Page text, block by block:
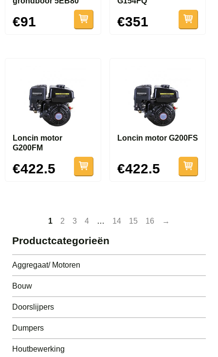
€91 €351
Loncin motor
G200FM
€422.5
Loncin motor G200FS
€422.5
1 2 3 4 … 14 15 16 →
Productcategorieën
Aggregaat/ Motoren
Bouw
Doorslijpers
Dumpers
Houtbewerking